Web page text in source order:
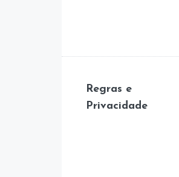
Regras e
Privacidade